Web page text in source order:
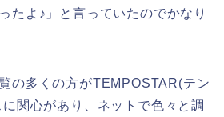
たよ♪」と言っていたのでかなり
の多くの方がTEMPOSTAR(テン
関心があり、ネットで色々と調